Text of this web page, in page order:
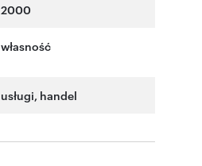
2000
własność
usługi, handel